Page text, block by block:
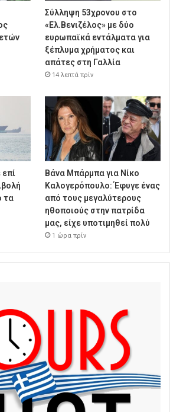
Σύλληψη 53χρονου στο
«Ελ.Βενιζέλος» με δύο
ευρωπαϊκά εντάλματα για
ξέπλυμα χρήματος και
απάτες στη Γαλλία
14 λεπτά πρίν
επί
τα
Βάνα Μπάρμπα για Νίκο
Καλογερόπουλο: Έφυγε ένας
από τους μεγαλύτερους
ηθοποιούς στην πατρίδα
μας, είχε υποτιμηθεί πολύ
1 ώρα πρίν